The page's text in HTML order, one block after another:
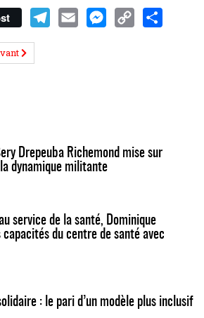
Drepeuba Richemond mise sur
dynamique militante
service de la santé, Dominique
du centre de santé avec
: le pari d’un modèle plus inclusif